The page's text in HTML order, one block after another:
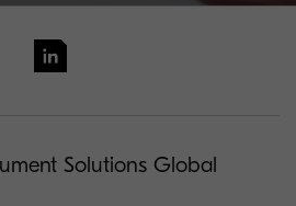
Solutions Global